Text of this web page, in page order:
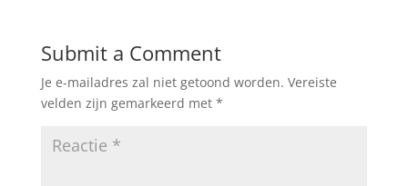
Submit a Comment
Je e-mailadres zal niet getoond worden. Vereiste
velden zijn gemarkeerd met *